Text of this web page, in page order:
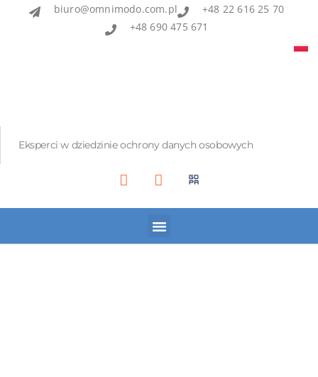
biuro@omnimodo.com.pl
+48 22 616 25 70
+48 690 475 671
Eksperci w dziedzinie ochrony danych osobowych